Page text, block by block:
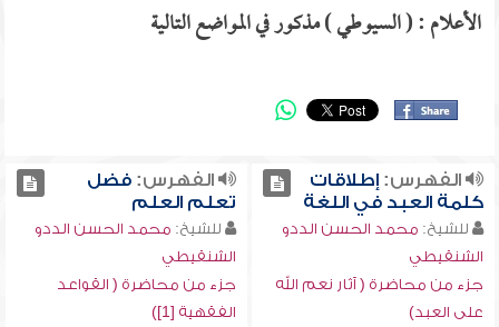
الأعلام : ( السيوطي ) مذكور في المواضع التالية
الفهرس:إطلاقات
كلمة العبد في اللغة
للشيخ: محمد الحسن الددو
الشنقيطي
جزء من محاضرة ( آثار نعم الله
على العبد)
الفهرس:فضل
تعلم العلم
للشيخ: محمد الحسن الددو
الشنقيطي
جزء من محاضرة ( القواعد
الفقهية [1])